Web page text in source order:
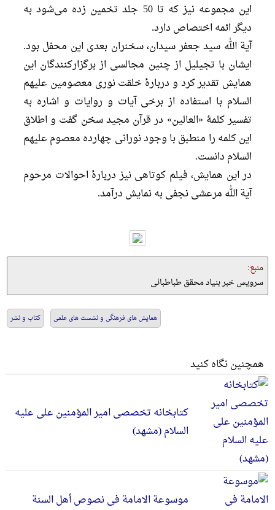
این مجموعه نیز که تا 50 جلد تخمین زده می‌شود به
دیگر ائمه اختصاص دارد.
آیة الله سید جعفر سیدان، سخنران بعدی این محفل بود.
ایشان با تجیلیل از چنین مجالسی از برگزارکنندگان این
همایش تقدیر کرد و دربارۀ خلقت نوری معصومین علیهم
السلام با استفاده از برخی آیات و روایات و اشاره به
تفسیر کلمۀ «العالین» در قرآن مجید سخن گفت و اطلاق
این کلمه را منطبق با وجود نورانی چهارده معصوم علیهم
السلام دانست.
در این همایش، فیلم کوتاهی نیز دربارۀ احوالات مرحوم
آیة الله مرعشی نجفی به نمایش درآمد.
منبع:
سرویس خبر بنیاد محقق طباطبائی
همایش های فرهنگی و نشست های علمی کتاب و نشر
همچنین نگاه کنید
کتابخانه تخصصی امیر المؤمنین علی علیه
السلام (مشهد)
موسوعة الامامة فی نصوص أهل السنة